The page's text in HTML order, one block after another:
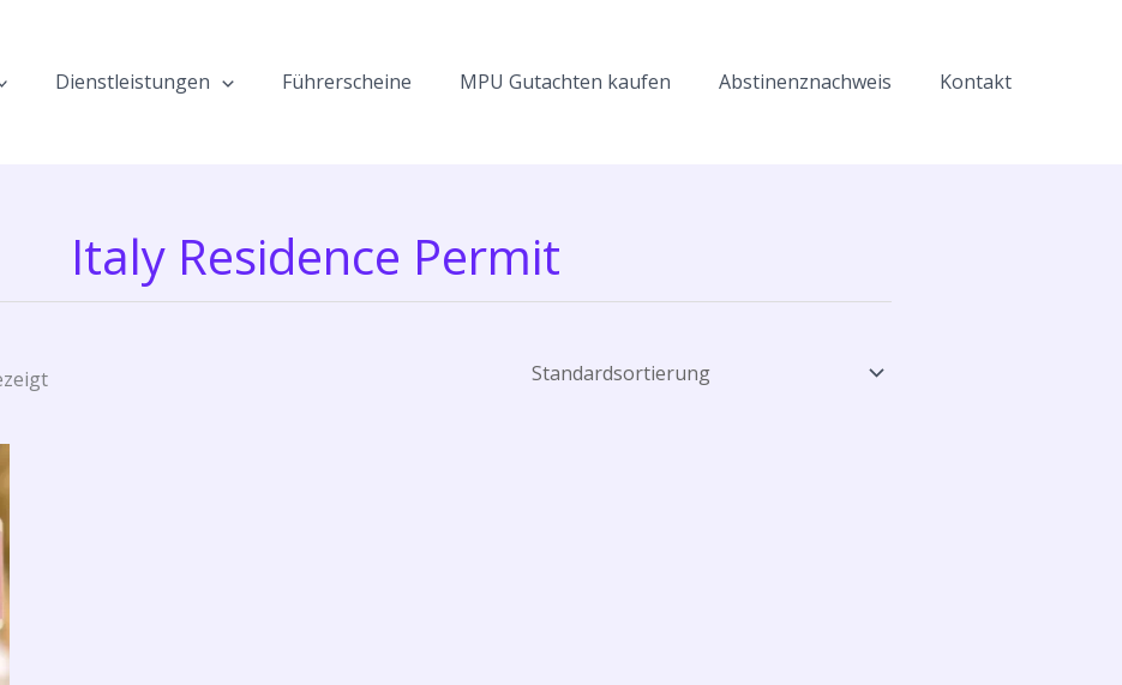
Dienstleistungen Führerscheine MPU Gutachten kaufen Abstinenznachweis Kontakt
Italy Residence Permit